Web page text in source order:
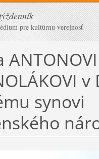
pre kultúrnu verejnosť
ANTONOVI
synovi